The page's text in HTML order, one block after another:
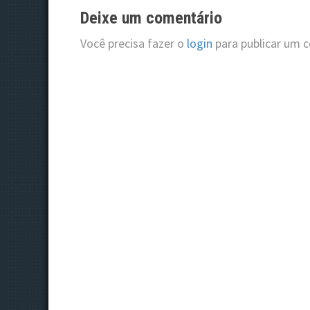
i
g
Deixe um comentário
Você precisa fazer o login para publicar um